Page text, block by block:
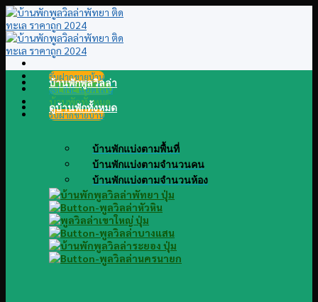
Skip
to
content
รับฝากขายบ้าน
@LINE แอดไลน์
บ้านพักทั้งหมด
รับฝากขายบ้าน
บ้านพักพูลวิลล่า
ดูบ้านพักทั้งหมด
บ้านพักแบ่งตามพื้นที่
บ้านพักแบ่งตามจำนวนคน
บ้านพักแบ่งตามจำนวนห้อง